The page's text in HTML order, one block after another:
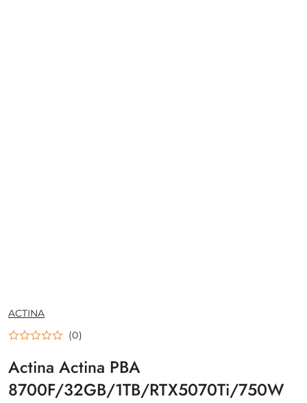
NAZWA
PRODUCENTA:
ACTINA
(0)
Actina Actina PBA
8700F/32GB/1TB/RTX5070Ti/750W